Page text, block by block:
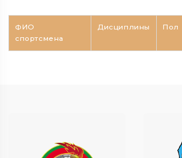
ФИО
спортсмена
Дисциплины Пол